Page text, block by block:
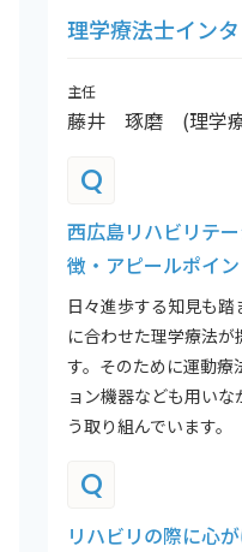
理学療法士イン
主任
藤井 琢磨 (理学
Q
西広島リハビリテ
徴・アピールポイ
日々進歩する知見も
に合わせた理学療法
す。そのために運動療
ョン機器なども用い
う取り組んでいます。
Q
リハビリの際に心